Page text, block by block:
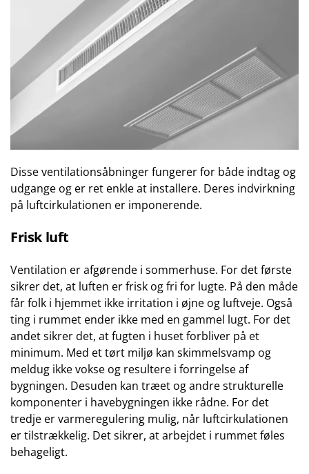
Disse ventilationsåbninger fungerer for både indtag og
udgange og er ret enkle at installere. Deres indvirkning
på luftcirkulationen er imponerende.
Frisk luft
Ventilation er afgørende i sommerhuse. For det første
sikrer det, at luften er frisk og fri for lugte. På den måde
får folk i hjemmet ikke irritation i øjne og luftveje. Også
ting i rummet ender ikke med en gammel lugt. For det
andet sikrer det, at fugten i huset forbliver på et
minimum. Med et tørt miljø kan skimmelsvamp og
meldug ikke vokse og resultere i forringelse af
bygningen. Desuden kan træet og andre strukturelle
komponenter i havebygningen ikke rådne. For det
tredje er varmeregulering mulig, når luftcirkulationen
er tilstrækkelig. Det sikrer, at arbejdet i rummet føles
behageligt.